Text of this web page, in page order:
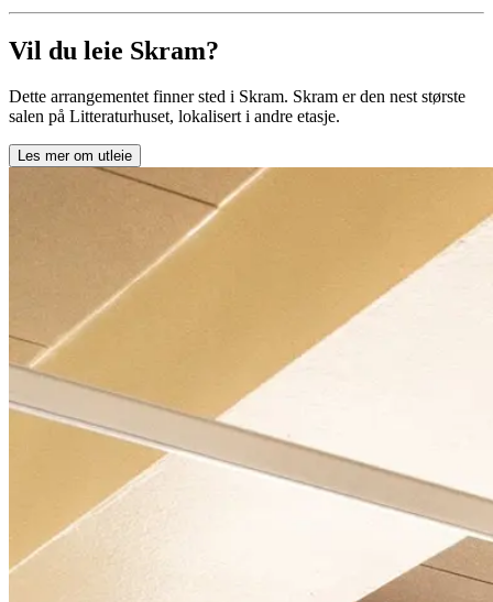
Vil du leie Skram?
Dette arrangementet finner sted i Skram. Skram er den nest største
salen på Litteraturhuset, lokalisert i andre etasje.
Les mer om utleie